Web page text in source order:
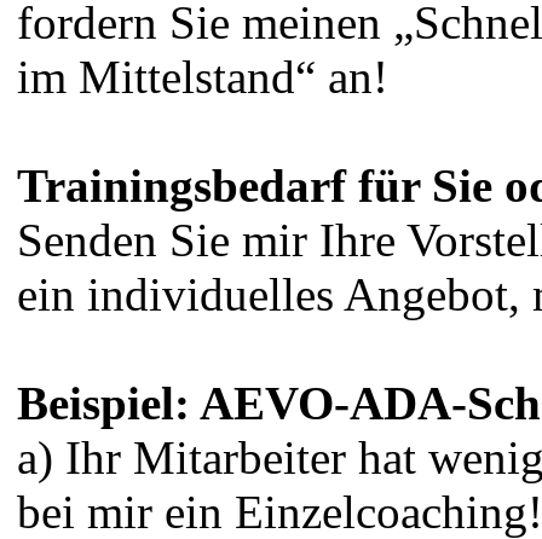
fordern Sie meinen
im Mittelstand“ an!
Trainingsbedarf für Sie
Senden Sie mir Ihre
ein individuelles Angebot,
Beispiel: AEVO-ADA-
a) Ihr Mitarbeiter hat
bei mir ein